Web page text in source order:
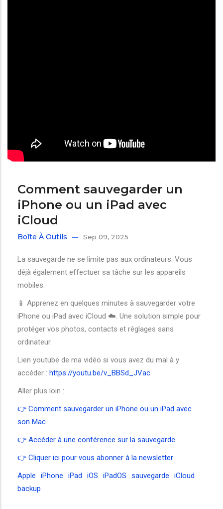
Comment sauvegarder un
iPhone ou un iPad avec
iCloud
Boîte À Outils Sep 09, 2025
La sauvegarde ne se limite pas aux ordinateurs. Vous
déjà également effectuer sa tâche sur les appareils
mobiles.
📱 Apprenez en quelques minutes à sauvegarder votre
iPhone ou iPad avec iCloud ☁️. Une solution simple pour
protéger vos photos, contacts et réglages sans
ordinateur.
Lien youtube de ma vidéo si vous avez du mal à y
accéder : https://youtu.be/v_BBSd_JVac
Aller plus loin :
👉 Comment sauvegarder un iPhone ou un iPad avec
son Mac
👉 Accéder à une conférence sur la sauvegarde
👉 Cliquer ici pour vous abonner à la newsletter
Apple
iPhone iPad iOS iPadOS sauvegarde
iCloud
backup